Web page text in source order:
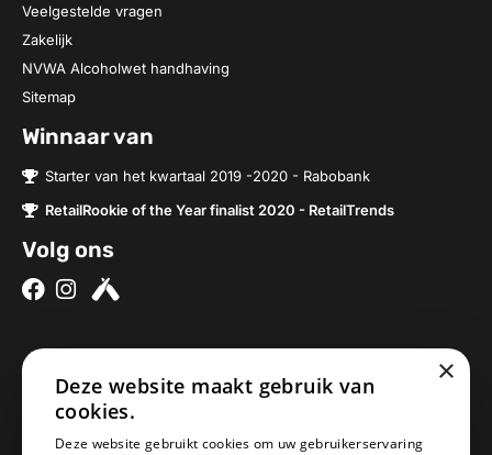
Veelgestelde vragen
Zakelijk
NVWA Alcoholwet handhaving
Sitemap
Winnaar van
Starter van het kwartaal 2019 -2020 - Rabobank
RetailRookie of the Year finalist 2020 - RetailTrends
Volg ons
Over ons
Brouwerijen
Onze bieren
5076SV Haaren
×
Deze website maakt gebruik van
cookies.
Deze website gebruikt cookies om uw gebruikerservaring